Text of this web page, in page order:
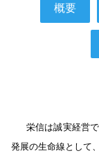
概要
栄信は誠実経営で
発展の生命線として